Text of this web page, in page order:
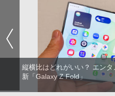
縦横比はどれがいい？ エン
新「Galaxy Z Fold」